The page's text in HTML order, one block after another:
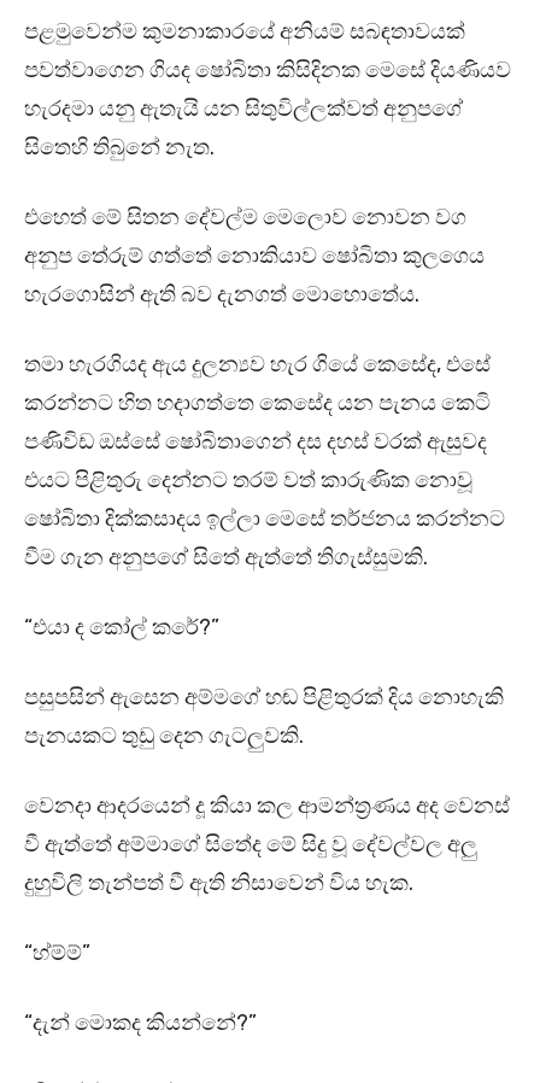
පළමුවෙන්ම කුමනාකාරයේ අනියම් සබඳතාවයක්
පවත්වාගෙන ගියද ෂෝබිතා කිසිදිනක මෙසේ දියණියව
හැරදමා යනු ඇතැයි යන සිතුවිල්ලක්වත් අනුපගේ
සිතෙහි තිබුනේ නැත.
එහෙත් මේ සිතන දේවල්ම මෙලොව නොවන වග
අනුප තේරුම් ගත්තේ නොකියාව ෂෝබිතා කුලගෙය
හැරගොසින් ඇති බව දැනගත් මොහොතේය.
තමා හැරගියද ඇය දුලන්‍යව හැර ගියේ කෙසේද, එසේ
කරන්නට හිත හදාගත්තෙ කෙසේද යන පැනය කෙටි
පණිවිඩ ඔස්සේ ෂෝබිතාගෙන් දස දහස් වරක් ඇසුවද
එයට පිළිතුරු දෙන්නට තරම් වත් කාරුණික නොවූ
ෂෝබිතා දික්කසාදය ඉල්ලා මෙසේ තර්ජනය කරන්නට
වීම ගැන අනුපගේ සිතේ ඇත්තේ තිගැස්සුමකි.
“එයා ද කෝල් කරේ?”
පසුපසින් ඇසෙන අම්මගේ හඬ පිළිතුරක් දිය නොහැකි
පැනයකට තුඩු දෙන ගැටලුවකි.
වෙනදා ආදරයෙන් දූ කියා කල ආමන්ත්‍රණය අද වෙනස්
වී ඇත්තේ අම්මාගේ සිතේද මේ සිදු වූ දේවල්වල අලු
දුහුවිලි තැන්පත් වී ඇති නිසාවෙන් විය හැක.
“හ්ම්ම්”
“දැන් මොකද කියන්නේ?”